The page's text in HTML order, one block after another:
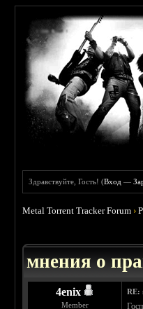
Здравствуйте, Гость! (Вход —
Metal Torrent Tracker Forum ›
мнения о
4enix
Member
RE: